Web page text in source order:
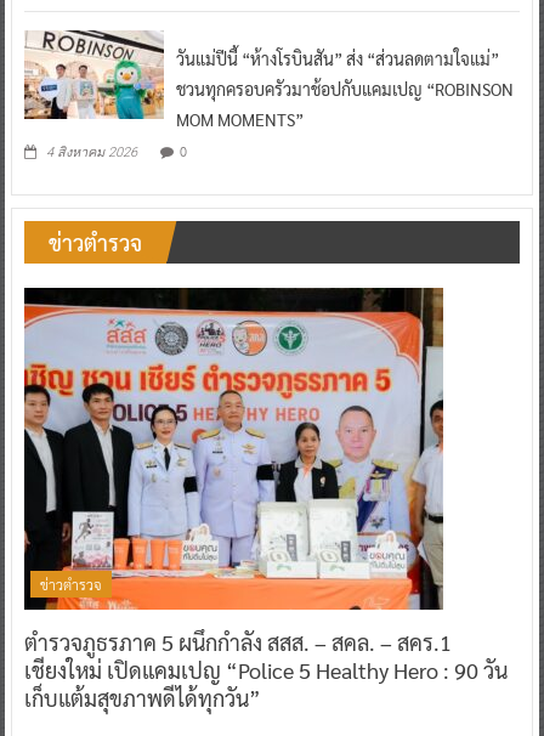
วันแม่ปีนี้ “ห้างโรบินสัน” ส่ง “ส่วนลดตามใจแม่”
ชวนทุกครอบครัวมาช้อปกับแคมเปญ “ROBINSON
MOM MOMENTS”
4 สิงหาคม 2026 0
ข่าวตำรวจ
ข่าวตำรวจ
ตำรวจภูธรภาค 5 ผนึกกำลัง สสส. – สคล. – สคร.1
เชียงใหม่ เปิดแคมเปญ “Police 5 Healthy Hero : 90 วัน
เก็บแต้มสุขภาพดีได้ทุกวัน”